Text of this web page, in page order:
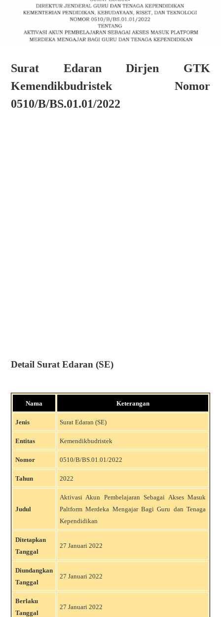
Surat Edaran Dirjen GTK
Kemendikbudristek Nomor
0510/B/BS.01.01/2022
Detail Surat Edaran (SE)
Nama Keterangan
Jenis Surat Edaran (SE)
Entitas Kemendikbudristek
Nomor 0510/B/BS.01.01/2022
Tahun 2022
Judul
Aktivasi Akun Pembelajaran Sebagai Akses Masuk
Paltform Merdeka Mengajar Bagi Guru dan Tenaga
Kependidikan
Ditetapkan
Tanggal
27 Januari 2022
Diundangkan
Tanggal
27 Januari 2022
Berlaku
Tanggal
27 Januari 2022